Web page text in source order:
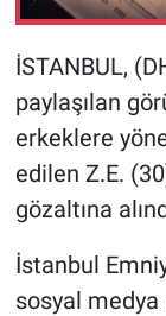
İSTANBUL,
paylaşılan
erkeklere
edilen Z.E.
gözaltına
İstanbul
sosyal
Gündem
Günün
Haber
Kimdir